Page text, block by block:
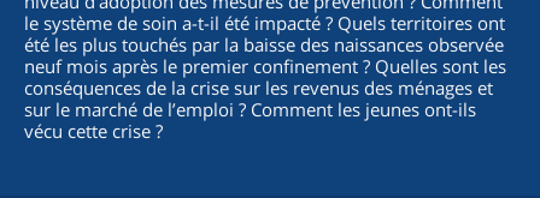
le système de soin a-t-il été impacté ? Quels territoires ont
été les plus touchés par la baisse des naissances observée
neuf mois après le premier confinement ? Quelles sont les
conséquences de la crise sur les revenus des ménages et
sur le marché de l’emploi ? Comment les jeunes ont-ils
vécu cette crise ?